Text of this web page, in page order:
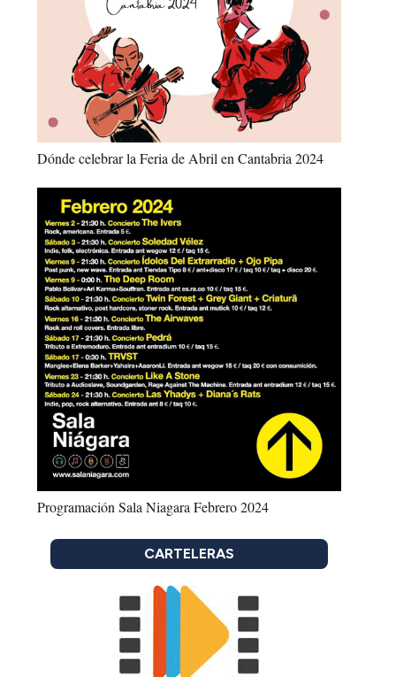
Dónde celebrar la Feria de Abril en Cantabria 2024
Programación Sala Niagara Febrero 2024
CARTELERAS